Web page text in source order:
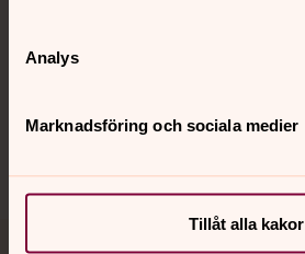
Analys
Marknadsföring och sociala medier
Tillåt alla kakor